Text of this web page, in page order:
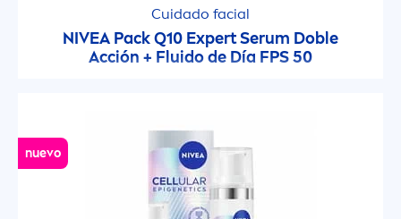
Cuidado facial
NIVEA Pack Q10 Expert Serum Doble
Acción + Fluido de Día FPS 50
nuevo